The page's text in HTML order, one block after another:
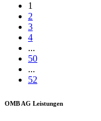
1
2
3
4
...
50
...
52
OMB AG Leistungen